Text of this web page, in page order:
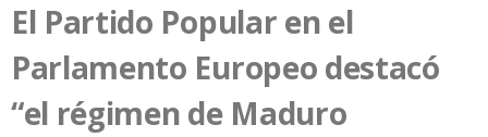
El Partido Popular en el
Parlamento Europeo destacó
“el régimen de Maduro